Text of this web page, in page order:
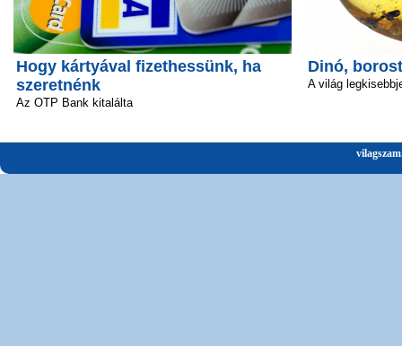
Hogy kártyával fizethessünk, ha
szeretnénk
Az OTP Bank kitalálta
Dinó,
A világ